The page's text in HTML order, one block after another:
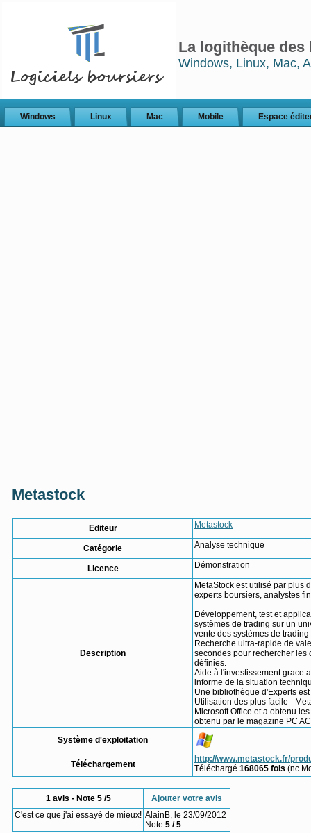
La logithèque
Windows, Linux, Mac,
Windows Linux Mac Mobile Espace
Metastock
Editeur Metastock
Catégorie Analyse technique
Licence Démonstration
Description
MetaStock est utilisé par plus
experts boursiers, analystes
Développement, test et
systèmes de trading sur un
vente des systèmes de
Recherche ultra-rapide de
secondes pour rechercher les
définies.
Aide à l'investissement grace
informe de la situation
Une bibliothèque d'Experts
Utilisation des plus facile -
Microsoft Office et a obtenu
obtenu par le magazine PC
Système d'exploitation
Téléchargement
http://www.metastock.fr/
Téléchargé 168065 fois (nc
1 avis - Note 5 /5
Ajouter votre avis
C'est ce que j'ai essayé de mieux! AlainB, le 23/09/2012
Note 5 / 5